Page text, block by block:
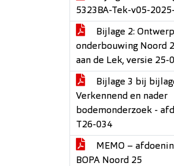
5323BA-Tek-v05-
Bijlage 2: Ontwerp
onderbouwing Noord
aan de Lek, versie 25-
Bijlage 3 bij
Verkennend en nader
bodemonderzoek -
T26-034
MEMO –
BOPA Noord 25